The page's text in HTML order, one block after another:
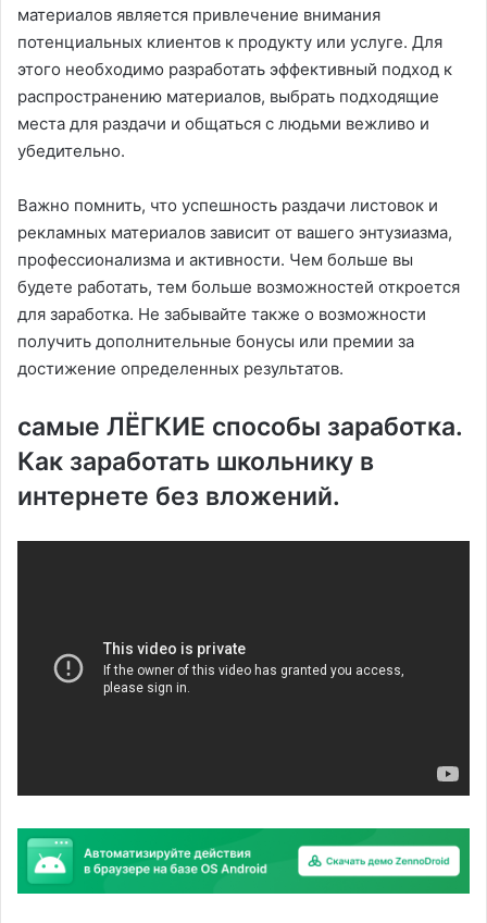
материалов является привлечение внимания
потенциальных клиентов к продукту или услуге. Для
этого необходимо разработать эффективный подход к
распространению материалов, выбрать подходящие
места для раздачи и общаться с людьми вежливо и
убедительно.
Важно помнить, что успешность раздачи листовок и
рекламных материалов зависит от вашего энтузиазма,
профессионализма и активности. Чем больше вы
будете работать, тем больше возможностей откроется
для заработка. Не забывайте также о возможности
получить дополнительные бонусы или премии за
достижение определенных результатов.
самые ЛЁГКИЕ способы заработка.
Как заработать школьнику в
интернете без вложений.